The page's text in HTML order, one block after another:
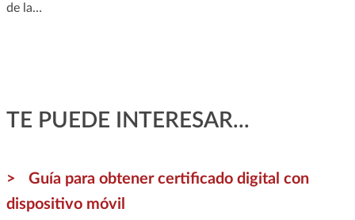
de la…
TE PUEDE INTERESAR...
Guía para obtener certificado digital con
dispositivo móvil